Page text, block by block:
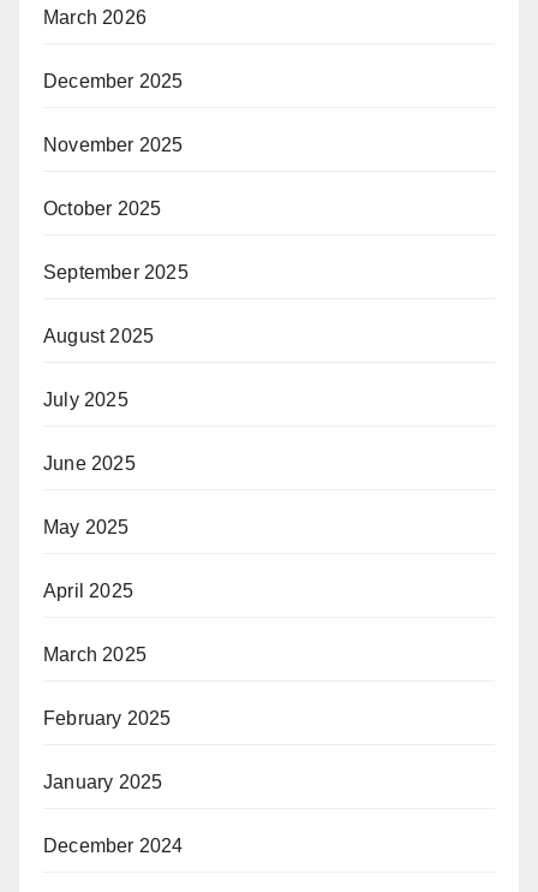
March 2026
December 2025
November 2025
October 2025
September 2025
August 2025
July 2025
June 2025
May 2025
April 2025
March 2025
February 2025
January 2025
December 2024